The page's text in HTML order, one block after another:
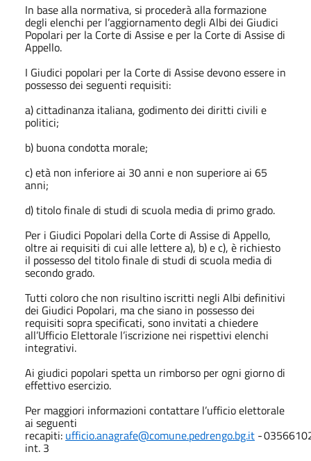
In base alla normativa, si procederà alla formazione
degli elenchi per l’aggiornamento degli Albi dei Giudici
Popolari per la Corte di Assise e per la Corte di Assise di
Appello.
I Giudici popolari per la Corte di Assise devono essere in
possesso dei seguenti requisiti:
a) cittadinanza italiana, godimento dei diritti civili e
politici;
b) buona condotta morale;
c) età non inferiore ai 30 anni e non superiore ai 65
anni;
d) titolo finale di studi di scuola media di primo grado.
Per i Giudici Popolari della Corte di Assise di Appello,
oltre ai requisiti di cui alle lettere a), b) e c), è richiesto
il possesso del titolo finale di studi di scuola media di
secondo grado.
Tutti coloro che non risultino iscritti negli Albi definitivi
dei Giudici Popolari, ma che siano in possesso dei
requisiti sopra specificati, sono invitati a chiedere
all’Ufficio Elettorale l’iscrizione nei rispettivi elenchi
integrativi.
Ai giudici popolari spetta un rimborso per ogni giorno di
effettivo esercizio.
Per maggiori informazioni contattare l’ufficio elettorale
ai seguenti
recapiti: ufficio.anagrafe@comune.pedrengo.bg.it -
int. 3